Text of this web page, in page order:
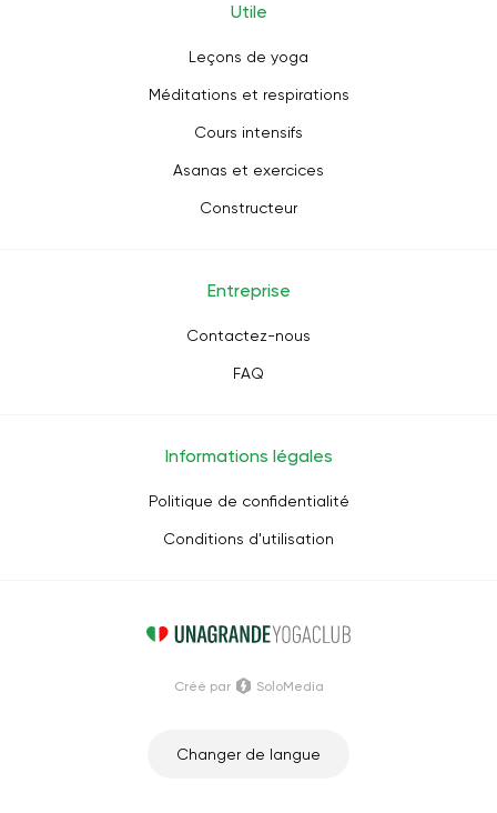
Utile
Leçons de yoga
Méditations et respirations
Cours intensifs
Asanas et exercices
Constructeur
Entreprise
Contactez-nous
FAQ
Informations légales
Politique de confidentialité
Conditions d'utilisation
Changer de langue
Créé par SoloMedia